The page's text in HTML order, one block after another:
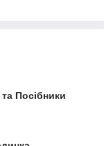
Посібники